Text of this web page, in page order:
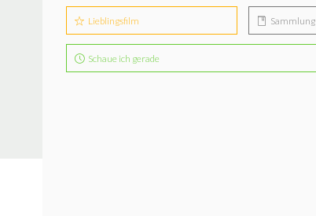
Lieblingsfilm Sammlung
Schaue ich gerade